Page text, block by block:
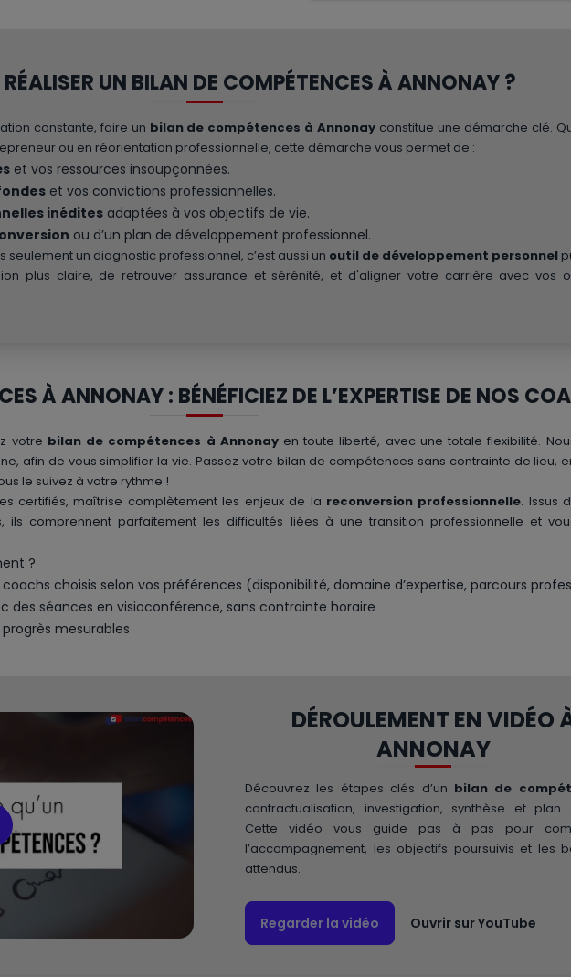
UN BILAN DE COMPÉTENCES À ANNONAY ?
constante, faire un bilan de compétences à Annonay constitue une démarche clé.
ou en réorientation professionnelle, cette démarche vous permet de :
et vos ressources insoupçonnées.
et vos convictions professionnelles.
inédites adaptées à vos objectifs de vie.
ou d’un plan de développement professionnel.
seulement un diagnostic professionnel, c’est aussi un outil de développement personnel
plus claire, de retrouver assurance et sérénité, et d'aligner votre carrière avec vos
À ANNONAY : BÉNÉFICIEZ DE L’EXPERTISE DE NOS
votre bilan de compétences à Annonayen toute liberté, avec une totale flexibilité.
afin de vous simplifier la vie. Passez votre bilan de compétences sans contrainte de lieu,
le suivez à votre rythme !
certifiés, maîtrise complètement les enjeux de la reconversion professionnelle. Issus
ils comprennent parfaitement les difficultés liées à une transition professionnelle et
?
choisis selon vos préférences (disponibilité, domaine d’expertise, parcours
séances en visioconférence, sans contrainte horaire
mesurables
DÉROULEMENT EN VIDÉO
ANNONAY
Découvrez les étapes clés d’un bilan de
contractualisation, investigation, synthèse et plan
Cette vidéo vous guide pas à pas pour
l’accompagnement, les objectifs poursuivis et les
attendus.
Regarder la vidéo Ouvrir sur YouTube